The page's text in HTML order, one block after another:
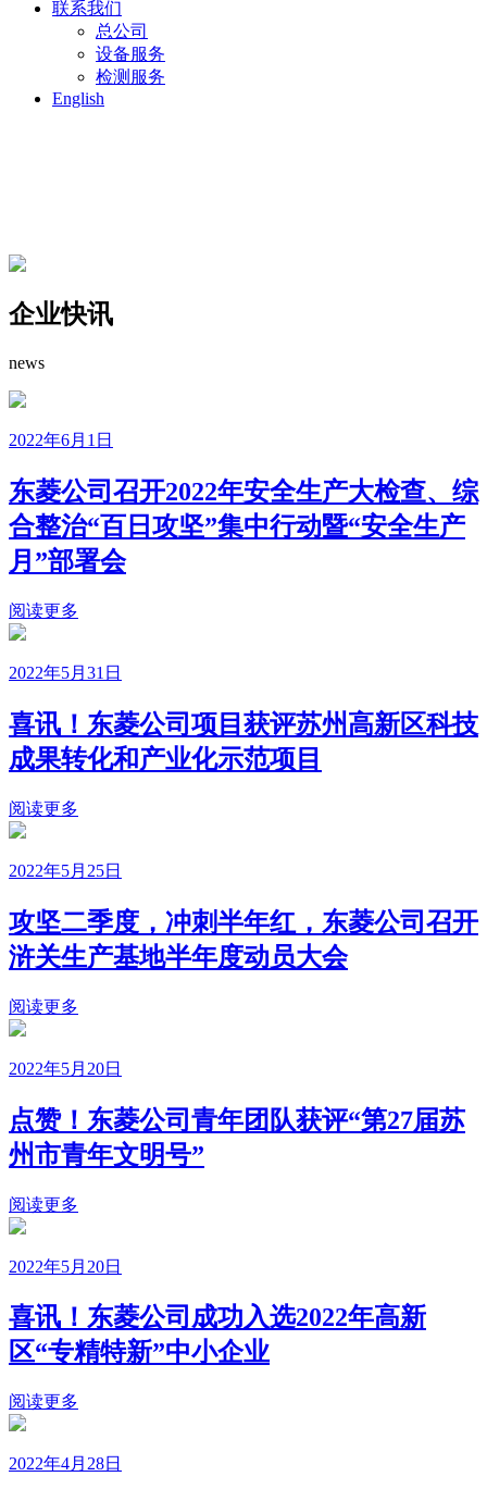
联系我们
总公司
设备服务
检测服务
English
企业快讯
news
2022年6月1日
东菱公司召开2022年安全生产大检查、综
合整治“百日攻坚”集中行动暨“安全生产
月”部署会
阅读更多
2022年5月31日
喜讯！东菱公司项目获评苏州高新区科技
成果转化和产业化示范项目
阅读更多
2022年5月25日
攻坚二季度，冲刺半年红，东菱公司召开
浒关生产基地半年度动员大会
阅读更多
2022年5月20日
点赞！东菱公司青年团队获评“第27届苏
州市青年文明号”
阅读更多
2022年5月20日
喜讯！东菱公司成功入选2022年高新
区“专精特新”中小企业
阅读更多
2022年4月28日